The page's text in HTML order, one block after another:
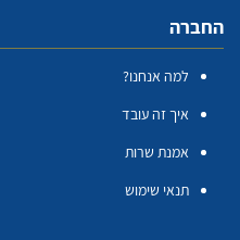
החברה
למה אנחנו?
איך זה עובד
אמנת שרות
תנאי שימוש